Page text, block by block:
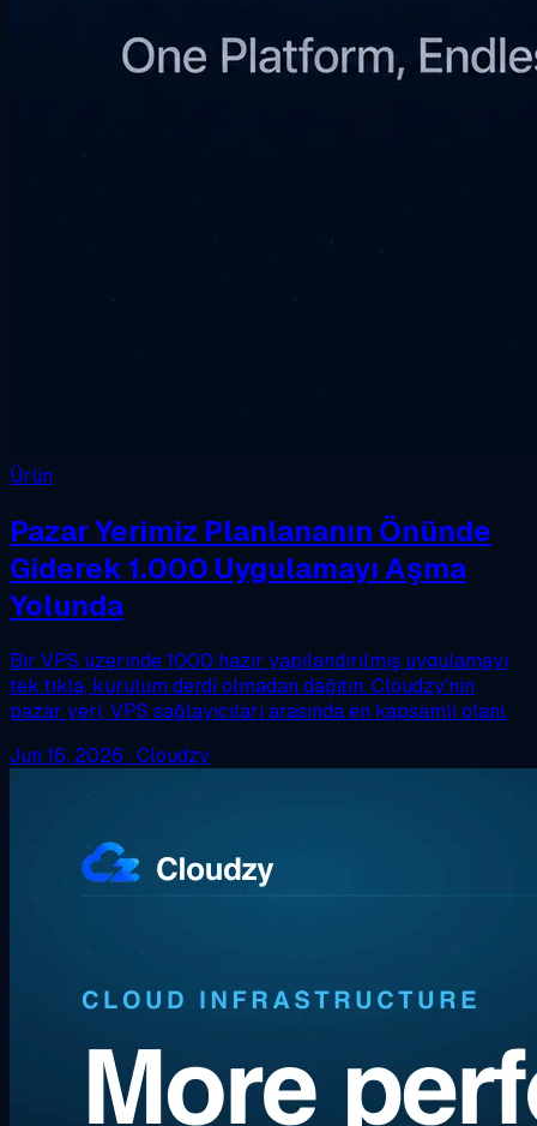
Ürün
Pazar Yerimiz Planlananın Önünde
Giderek 1.000 Uygulamayı Aşma
Yolunda
Bir VPS üzerinde 1000 hazır yapılandırılmış uygulamayı
tek tıkla, kurulum derdi olmadan dağıtın. Cloudzy'nin
pazar yeri, VPS sağlayıcıları arasında en kapsamlı olanı.
Jun 16, 2026 · Cloudzy